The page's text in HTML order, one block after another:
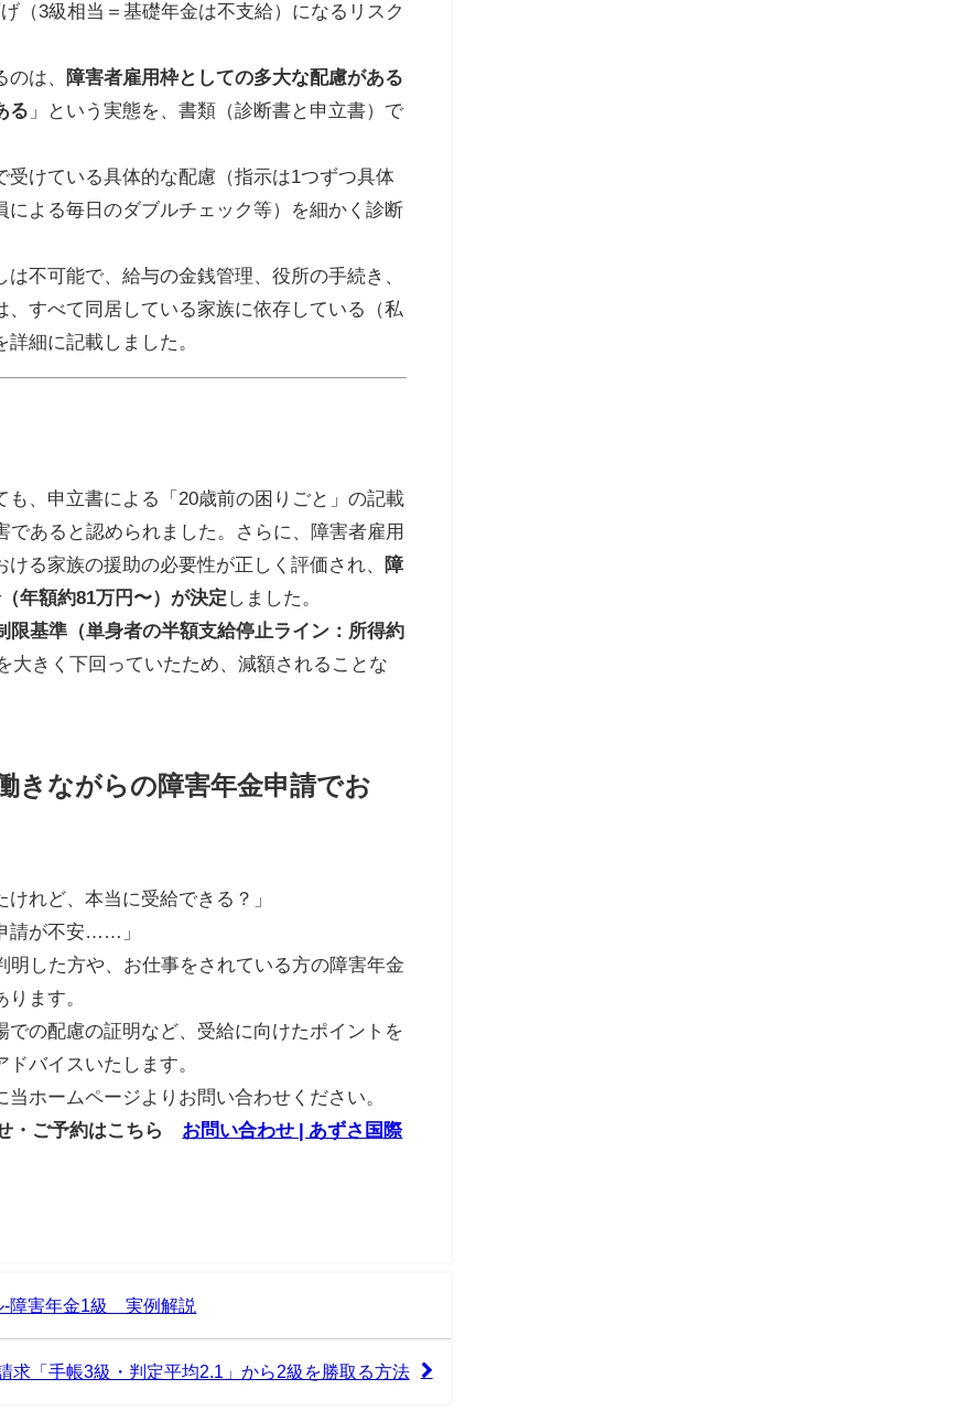
（3級相当＝基礎年金は不支給）になるリスク
は、 障害者雇用枠としての多大な配慮がある
る 」という実態を、書類（診断書と申立書）で
受けている具体的な配慮（指示は1つずつ具体
よる毎日のダブルチェック等）を細かく診断
は不可能で、給与の金銭管理、役所の手続き、
すべて同居している家族に依存している（私
細に記載しました。
、申立書による「20歳前の困りごと」の記載
あると認められました。さらに、障害者雇用
る家族の援助の必要性が正しく評価され、 障
年額約81万円〜）が決定 しました。
限基準（単身者の半額支給停止ライン：所得約
大きく下回っていたため、減額されることな
きながらの障害年金申請でお
けれど、本当に受給できる？」
請が不安……」
明した方や、お仕事をされている方の障害年金
ます。
での配慮の証明など、受給に向けたポイントを
バイスいたします。
ホームページよりお問い合わせください。
・ご予約はこちら お問い合わせ | あずさ国際
-障害年金1級 実例解説
求「手帳3級・判定平均2.1」から2級を勝取る方法